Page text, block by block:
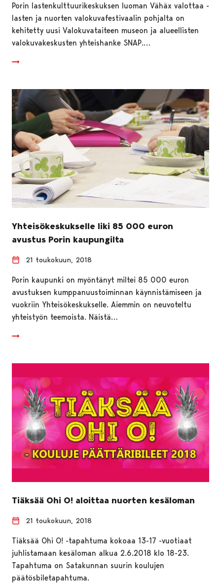
Porin lastenkulttuurikeskuksen luoman Vähäx valottaa -
lasten ja nuorten valokuvafestivaalin pohjalta on
kehitetty uusi Valokuvataiteen museon ja alueellisten
valokuvakeskusten yhteishanke SNAP.…
Yhteisökeskukselle liki 85 000 euron
avustus Porin kaupungilta
21 toukokuun, 2018
Porin kaupunki on myöntänyt miltei 85 000 euron
avustuksen kumppanuustoiminnan käynnistämiseen ja
vuokriin Yhteisökeskukselle. Aiemmin on neuvoteltu
yhteistyön teemoista. Näistä…
Tiäksää Ohi O! aloittaa nuorten kesäloman
21 toukokuun, 2018
Tiäksää Ohi O! -tapahtuma kokoaa 13-17 -vuotiaat
juhlistamaan kesäloman alkua 2.6.2018 klo 18-23.
Tapahtuma on Satakunnan suurin koulujen
päätösbiletapahtuma.